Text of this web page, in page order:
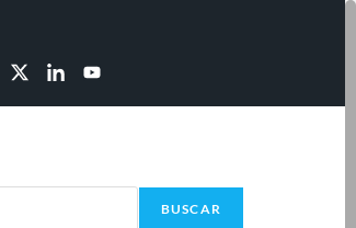
BUSCAR